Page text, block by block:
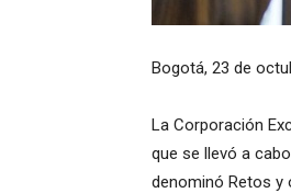
Bogotá, 23 de
La Corporación
que se llevó a
denominó Retos y